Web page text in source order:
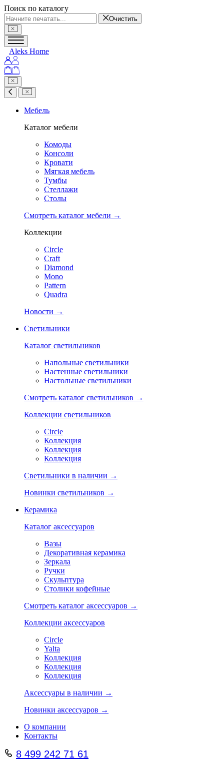
Поиск по каталогу
Очистить
Aleks Home
Мебель
Каталог мебели
Комоды
Консоли
Кровати
Мягкая мебель
Тумбы
Стеллажи
Столы
Смотреть каталог мебели →
Коллекции
Circle
Craft
Diamond
Mono
Pattern
Quadra
Новости →
Светильники
Каталог светильников
Напольные светильники
Настенные светильники
Настольные светильники
Смотреть каталог светильников →
Коллекции светильников
Circle
Коллекция
Коллекция
Коллекция
Светильники в наличии →
Новинки светильников →
Керамика
Каталог аксессуаров
Вазы
Декоративная керамика
Зеркала
Ручки
Скульптура
Столики кофейные
Смотреть каталог аксессуаров →
Коллекции аксессуаров
Circle
Yalta
Коллекция
Коллекция
Коллекция
Аксессуары в наличии →
Новинки аксессуаров →
О компании
Контакты
8 499 242 71 61